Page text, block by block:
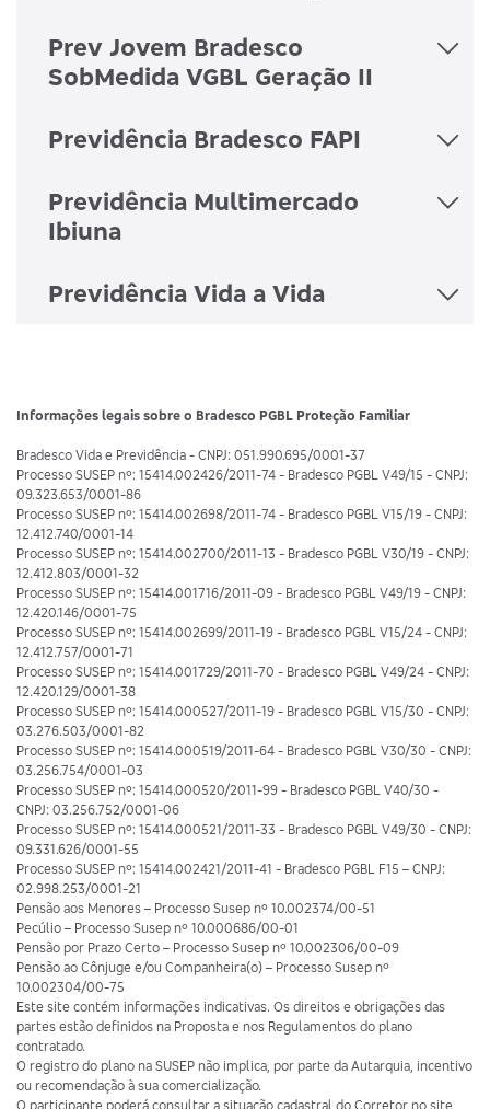
Prev Jovem Bradesco
SobMedida VGBL Geração II
Previdência Bradesco FAPI
Previdência Multimercado
Ibiuna
Previdência Vida a Vida
Informações legais sobre o Bradesco PGBL Proteção Familiar
Bradesco Vida e Previdência - CNPJ: 051.990.695/0001-37
Processo SUSEP nº: 15414.002426/2011-74 - Bradesco PGBL V49/15 - CNPJ:
09.323.653/0001-86
Processo SUSEP nº: 15414.002698/2011-74 - Bradesco PGBL V15/19 - CNPJ:
12.412.740/0001-14
Processo SUSEP nº: 15414.002700/2011-13 - Bradesco PGBL V30/19 - CNPJ:
12.412.803/0001-32
Processo SUSEP nº: 15414.001716/2011-09 - Bradesco PGBL V49/19 - CNPJ:
12.420.146/0001-75
Processo SUSEP nº: 15414.002699/2011-19 - Bradesco PGBL V15/24 - CNPJ:
12.412.757/0001-71
Processo SUSEP nº: 15414.001729/2011-70 - Bradesco PGBL V49/24 - CNPJ:
12.420.129/0001-38
Processo SUSEP nº: 15414.000527/2011-19 - Bradesco PGBL V15/30 - CNPJ:
03.276.503/0001-82
Processo SUSEP nº: 15414.000519/2011-64 - Bradesco PGBL V30/30 - CNPJ:
03.256.754/0001-03
Processo SUSEP nº: 15414.000520/2011-99 - Bradesco PGBL V40/30 -
CNPJ: 03.256.752/0001-06
Processo SUSEP nº: 15414.000521/2011-33 - Bradesco PGBL V49/30 - CNPJ:
09.331.626/0001-55
Processo SUSEP nº: 15414.002421/2011-41 - Bradesco PGBL F15 – CNPJ:
02.998.253/0001-21
Pensão aos Menores – Processo Susep nº 10.002374/00-51
Pecúlio – Processo Susep nº 10.000686/00-01
Pensão por Prazo Certo – Processo Susep nº 10.002306/00-09
Pensão ao Cônjuge e/ou Companheira(o) – Processo Susep nº
10.002304/00-75
Este site contém informações indicativas. Os direitos e obrigações das
partes estão definidos na Proposta e nos Regulamentos do plano
contratado.
O registro do plano na SUSEP não implica, por parte da Autarquia, incentivo
ou recomendação à sua comercialização.
O participante poderá consultar a situação cadastral do Corretor no site